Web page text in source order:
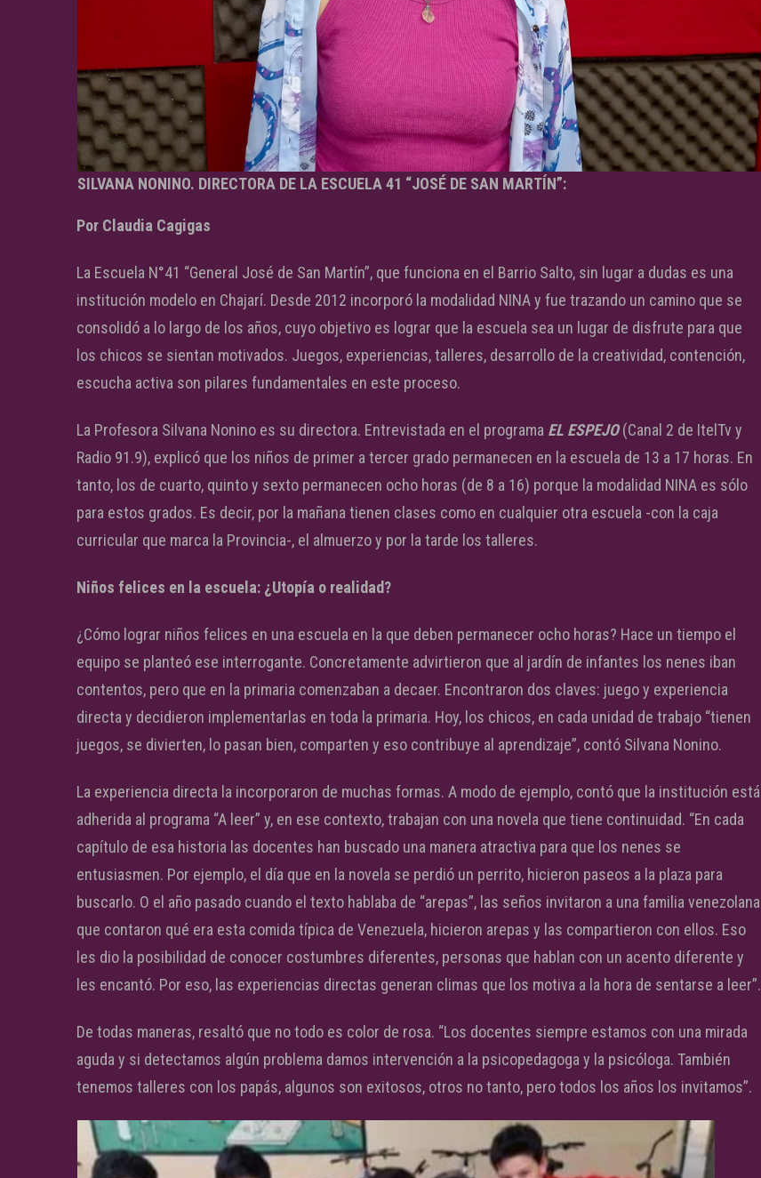
SILVANA NONINO. DIRECTORA DE LA ESCUELA 41 “JOSÉ DE SAN MARTÍN”:
Por Claudia Cagigas
La Escuela N°41 “General José de San Martín”, que funciona en el Barrio Salto, sin lugar a dudas es una
institución modelo en Chajarí. Desde 2012 incorporó la modalidad NINA y fue trazando un camino que se
consolidó a lo largo de los años, cuyo objetivo es lograr que la escuela sea un lugar de disfrute para que
los chicos se sientan motivados. Juegos, experiencias, talleres, desarrollo de la creatividad, contención,
escucha activa son pilares fundamentales en este proceso.
La Profesora Silvana Nonino es su directora. Entrevistada en el programa EL ESPEJO(Canal 2 de ItelTv y
Radio 91.9), explicó que los niños de primer a tercer grado permanecen en la escuela de 13 a 17 horas. En
tanto, los de cuarto, quinto y sexto permanecen ocho horas (de 8 a 16) porque la modalidad NINA es sólo
para estos grados. Es decir, por la mañana tienen clases como en cualquier otra escuela -con la caja
curricular que marca la Provincia-, el almuerzo y por la tarde los talleres.
Niños felices en la escuela: ¿Utopía o realidad?
¿Cómo lograr niños felices en una escuela en la que deben permanecer ocho horas? Hace un tiempo el
equipo se planteó ese interrogante. Concretamente advirtieron que al jardín de infantes los nenes iban
contentos, pero que en la primaria comenzaban a decaer. Encontraron dos claves: juego y experiencia
directa y decidieron implementarlas en toda la primaria. Hoy, los chicos, en cada unidad de trabajo “tienen
juegos, se divierten, lo pasan bien, comparten y eso contribuye al aprendizaje”, contó Silvana Nonino.
La experiencia directa la incorporaron de muchas formas. A modo de ejemplo, contó que la institución está
adherida al programa “A leer” y, en ese contexto, trabajan con una novela que tiene continuidad. “En cada
capítulo de esa historia las docentes han buscado una manera atractiva para que los nenes se
entusiasmen. Por ejemplo, el día que en la novela se perdió un perrito, hicieron paseos a la plaza para
buscarlo. O el año pasado cuando el texto hablaba de “arepas”, las seños invitaron a una familia venezolana
que contaron qué era esta comida típica de Venezuela, hicieron arepas y las compartieron con ellos. Eso
les dio la posibilidad de conocer costumbres diferentes, personas que hablan con un acento diferente y
les encantó. Por eso, las experiencias directas generan climas que los motiva a la hora de sentarse a leer”.
De todas maneras, resaltó que no todo es color de rosa. “Los docentes siempre estamos con una mirada
aguda y si detectamos algún problema damos intervención a la psicopedagoga y la psicóloga. También
tenemos talleres con los papás, algunos son exitosos, otros no tanto, pero todos los años los invitamos”.